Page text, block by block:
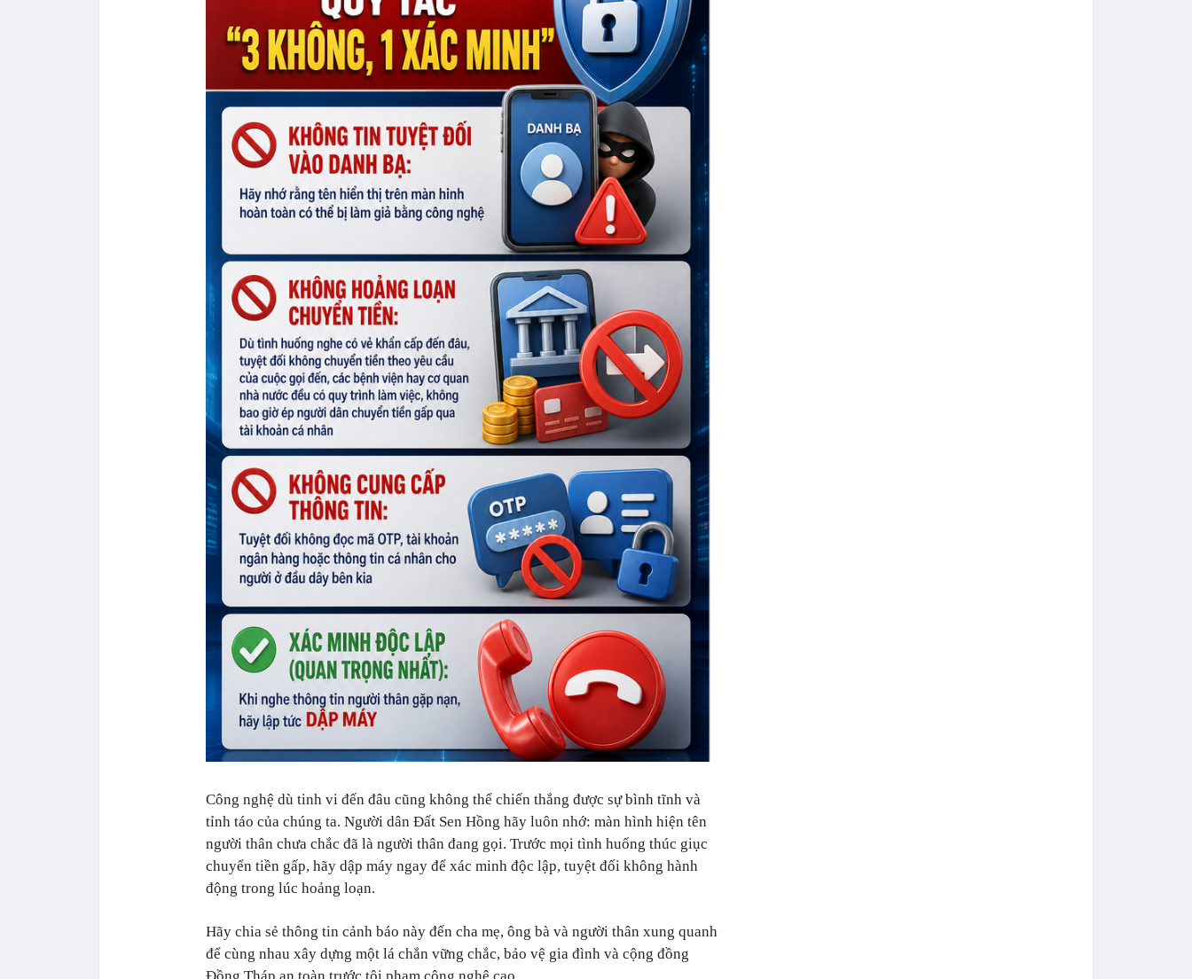
Công nghệ dù tinh vi đến đâu cũng không thể chiến thắng được sự bình tĩnh và
tỉnh táo của chúng ta. Người dân Đất Sen Hồng hãy luôn nhớ: màn hình hiện tên
người thân chưa chắc đã là người thân đang gọi. Trước mọi tình huống thúc giục
chuyển tiền gấp, hãy dập máy ngay để xác minh độc lập, tuyệt đối không hành
động trong lúc hoảng loạn.
Hãy chia sẻ thông tin cảnh báo này đến cha mẹ, ông bà và người thân xung quanh
để cùng nhau xây dựng một lá chắn vững chắc, bảo vệ gia đình và cộng đồng